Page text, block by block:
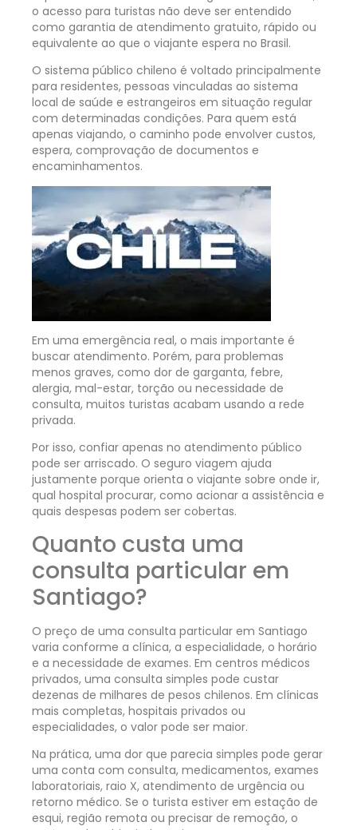
o acesso para turistas não deve ser entendido
como garantia de atendimento gratuito, rápido ou
equivalente ao que o viajante espera no Brasil.
O sistema público chileno é voltado principalmente
para residentes, pessoas vinculadas ao sistema
local de saúde e estrangeiros em situação regular
com determinadas condições. Para quem está
apenas viajando, o caminho pode envolver custos,
espera, comprovação de documentos e
encaminhamentos.
Em uma emergência real, o mais importante é
buscar atendimento. Porém, para problemas
menos graves, como dor de garganta, febre,
alergia, mal-estar, torção ou necessidade de
consulta, muitos turistas acabam usando a rede
privada.
Por isso, confiar apenas no atendimento público
pode ser arriscado. O seguro viagem ajuda
justamente porque orienta o viajante sobre onde ir,
qual hospital procurar, como acionar a assistência e
quais despesas podem ser cobertas.
Quanto custa uma
consulta particular em
Santiago?
O preço de uma consulta particular em Santiago
varia conforme a clínica, a especialidade, o horário
e a necessidade de exames. Em centros médicos
privados, uma consulta simples pode custar
dezenas de milhares de pesos chilenos. Em clínicas
mais completas, hospitais privados ou
especialidades, o valor pode ser maior.
Na prática, uma dor que parecia simples pode gerar
uma conta com consulta, medicamentos, exames
laboratoriais, raio X, atendimento de urgência ou
retorno médico. Se o turista estiver em estação de
esqui, região remota ou precisar de remoção, o